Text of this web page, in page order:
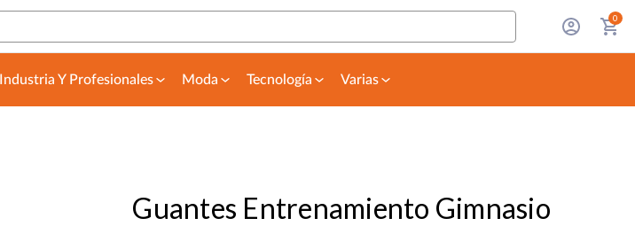
0
Industria Y Profesionales Moda Tecnología Varias
Guantes Entrenamiento Gimnasio